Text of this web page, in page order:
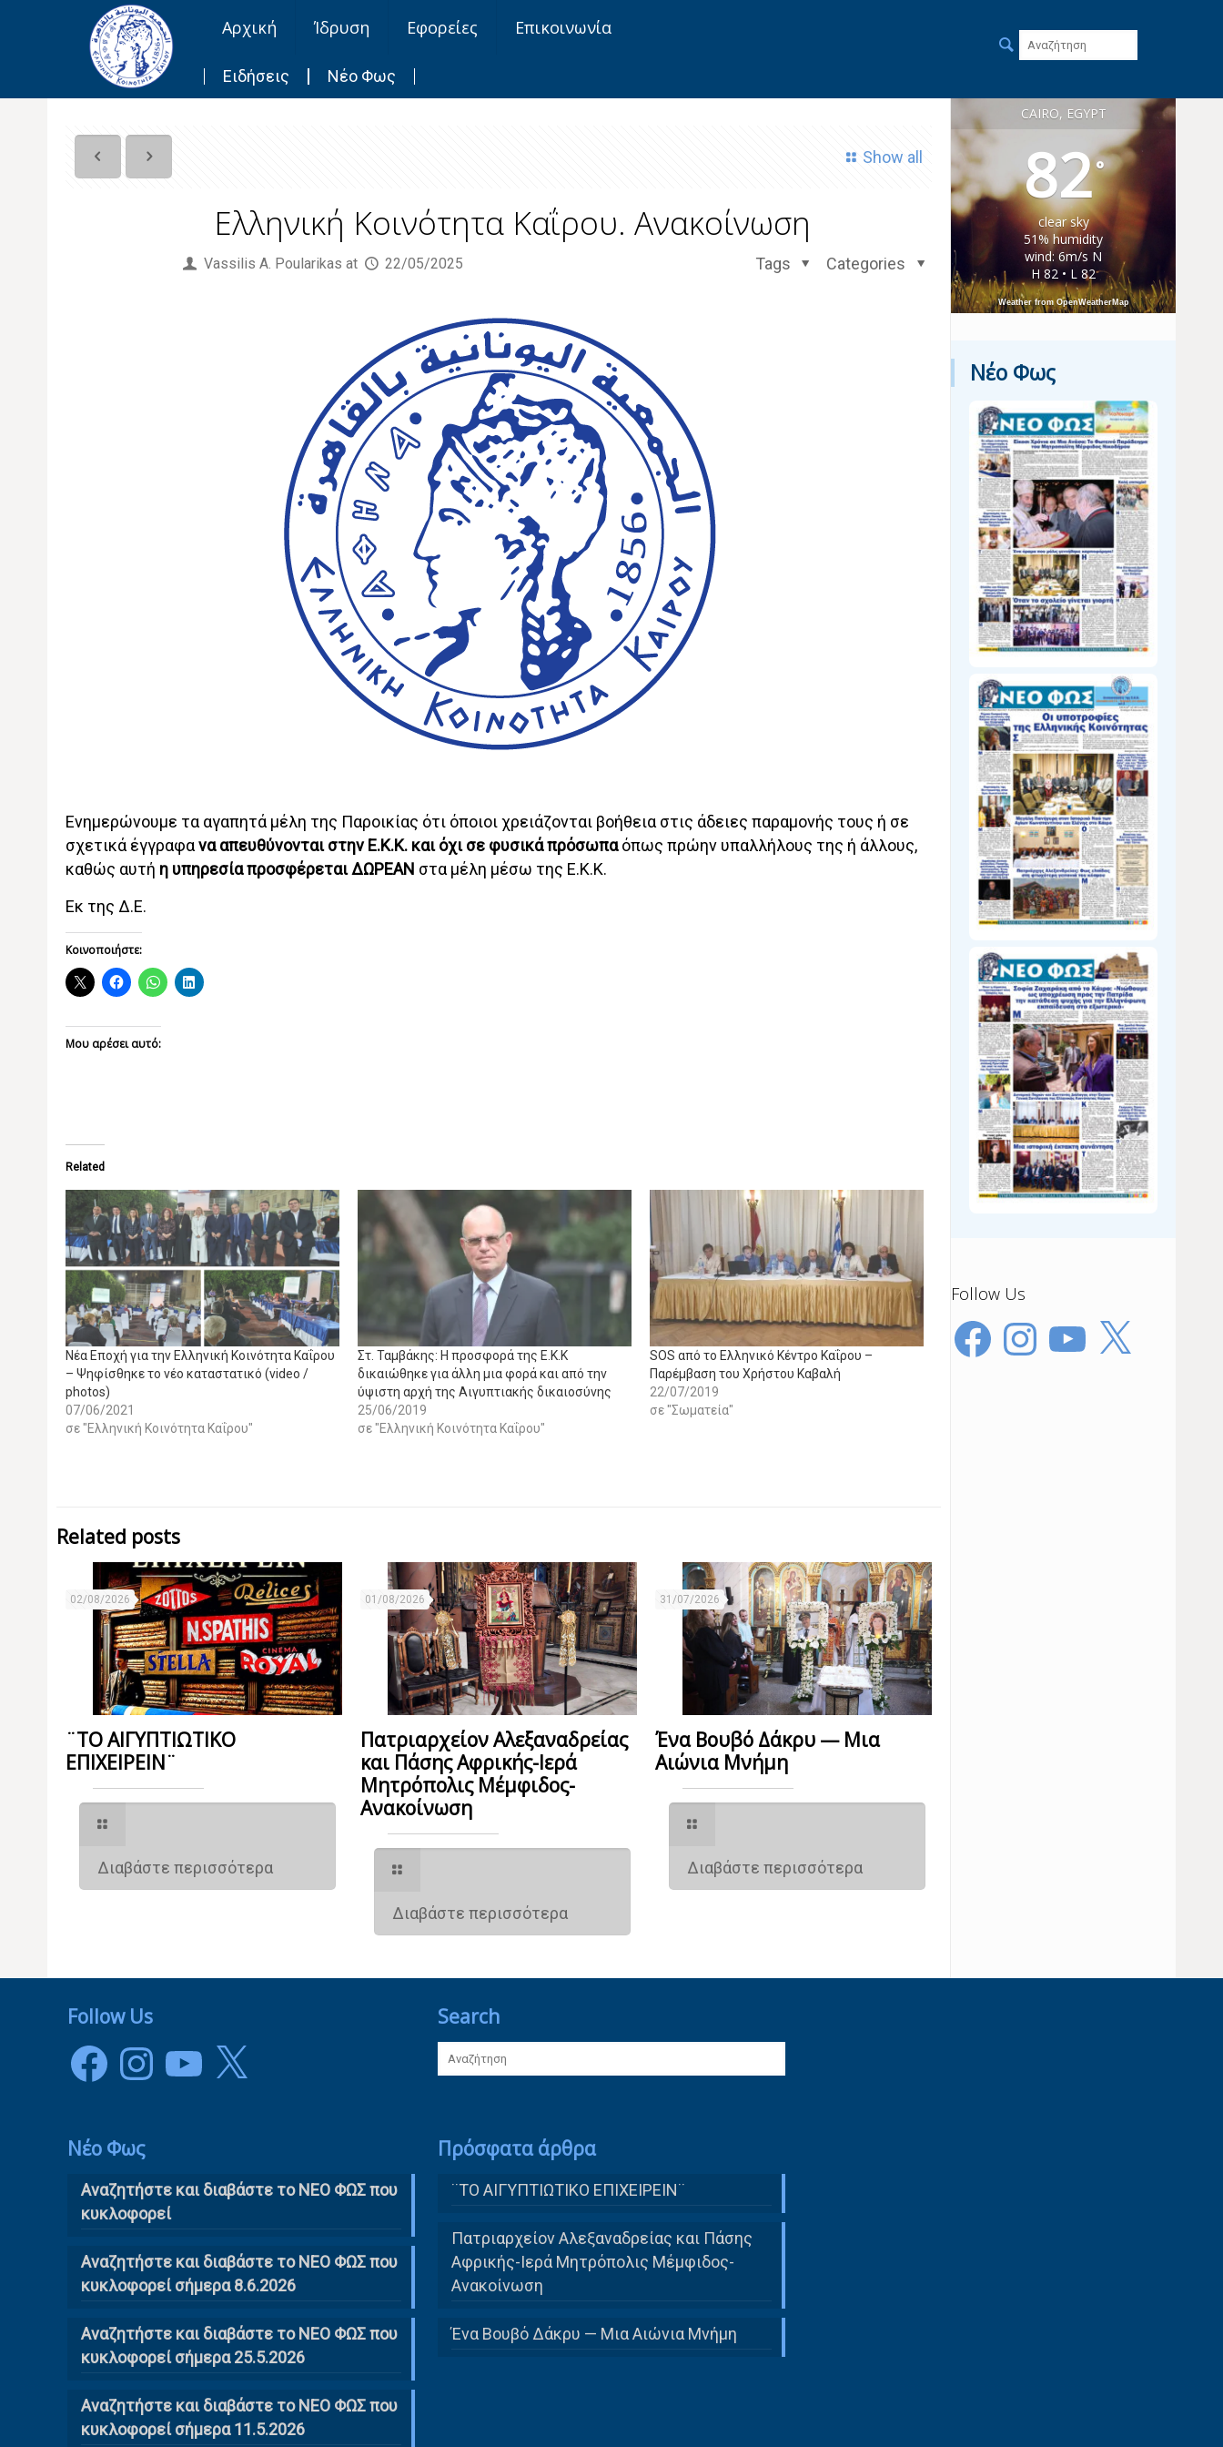
Αρχική Ίδρυση Εφορείες Επικοινωνία
Ειδήσεις Νέο Φως
Show all
Ελληνική Κοινότητα Καΐρου. Ανακοίνωση
Vassilis Α. Poularikas at 22/05/2025 Categories
Tags
Ενημερώνουμε τα αγαπητά μέλη της Παροικίας ότι όποιοι χρειάζονται βοήθεια στις άδειες παραμονής τους ή σε
σχετικά έγγραφανα απευθύνονται στην Ε.Κ.Κ. και όχι σε φυσικά πρόσωπαόπως πρώην υπαλλήλους της ή άλλους,
καθώς αυτή η υπηρεσία προσφέρεται ΔΩΡΕΑΝ στα μέλη μέσω της Ε.Κ.Κ.
Εκ της Δ.Ε.
Κοινοποιήστε:
Μου αρέσει αυτό:
Related
Nέα Εποχή για την Ελληνική Κοινότητα Καΐρου
– Ψηφίσθηκε το νέο καταστατικό (video /
photos)
07/06/2021
σε "Ελληνική Κοινότητα Καΐρου"
Στ. Ταμβάκης: Η προσφορά της Ε.Κ.Κ
δικαιώθηκε για άλλη μια φορά και από την
ύψιστη αρχή της Αιγυπτιακής δικαιοσύνης
25/06/2019
σε "Ελληνική Κοινότητα Καΐρου"
SOS από το Ελληνικό Κέντρο Καΐρου –
Παρέμβαση του Χρήστου Καβαλή
22/07/2019
σε "Σωματεία"
Related posts
02/08/2026
¨ΤΟ ΑΙΓΥΠΤΙΩΤΙΚΟ
ΕΠΙΧΕΙΡΕΙΝ¨
Διαβάστε περισσότερα
01/08/2026
Πατριαρχείον Αλεξαναδρείας
και Πάσης Αφρικής-Ιερά
Μητρόπολις Μέμφιδος-
Ανακοίνωση
Διαβάστε περισσότερα
31/07/2026
Ένα Βουβό Δάκρυ — Μια
Αιώνια Μνήμη
Διαβάστε περισσότερα
CAIRO, EGYPT
82°
clear sky
51% humidity
wind: 6m/s N
H 82 • L 82
Weather from OpenWeatherMap
Νέο Φως
Follow Us
FacebookInstagramYouTube
X
Follow Us
FacebookInstagramYouTube
X
Νέο Φως
Αναζητήστε και διαβάστε το NΕΟ ΦΩΣ που
κυκλοφορεί
Αναζητήστε και διαβάστε το ΝΕΟ ΦΩΣ που
κυκλοφορεί σήμερα 8.6.2026
Αναζητήστε και διαβάστε το ΝΕΟ ΦΩΣ που
κυκλοφορεί σήμερα 25.5.2026
Αναζητήστε και διαβάστε το ΝΕΟ ΦΩΣ που
κυκλοφορεί σήμερα 11.5.2026
Search
Πρόσφατα άρθρα
¨ΤΟ ΑΙΓΥΠΤΙΩΤΙΚΟ ΕΠΙΧΕΙΡΕΙΝ¨
Πατριαρχείον Αλεξαναδρείας και Πάσης
Αφρικής-Ιερά Μητρόπολις Μέμφιδος-
Ανακοίνωση
Ένα Βουβό Δάκρυ — Μια Αιώνια Μνήμη